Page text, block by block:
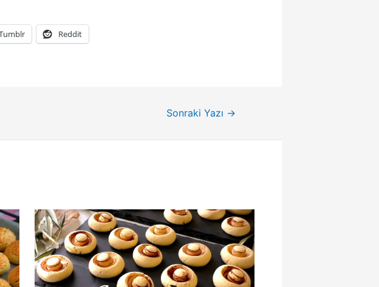
Reddit
Sonraki Yazı →